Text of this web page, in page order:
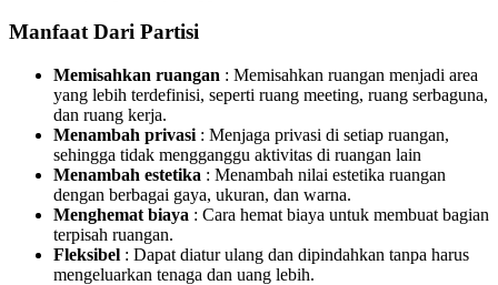
Manfaat Dari Partisi
Memisahkan ruangan : Memisahkan ruangan menjadi area
yang lebih terdefinisi, seperti ruang meeting, ruang serbaguna,
dan ruang kerja.
Menambah privasi : Menjaga privasi di setiap ruangan,
sehingga tidak mengganggu aktivitas di ruangan lain
Menambah estetika : Menambah nilai estetika ruangan
dengan berbagai gaya, ukuran, dan warna.
Menghemat biaya : Cara hemat biaya untuk membuat bagian
terpisah ruangan.
Fleksibel : Dapat diatur ulang dan dipindahkan tanpa harus
mengeluarkan tenaga dan uang lebih.